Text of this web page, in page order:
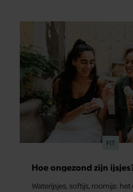
FIT
Hoe ongezond zijn
Waterijsjes, softijs, roomijs: het